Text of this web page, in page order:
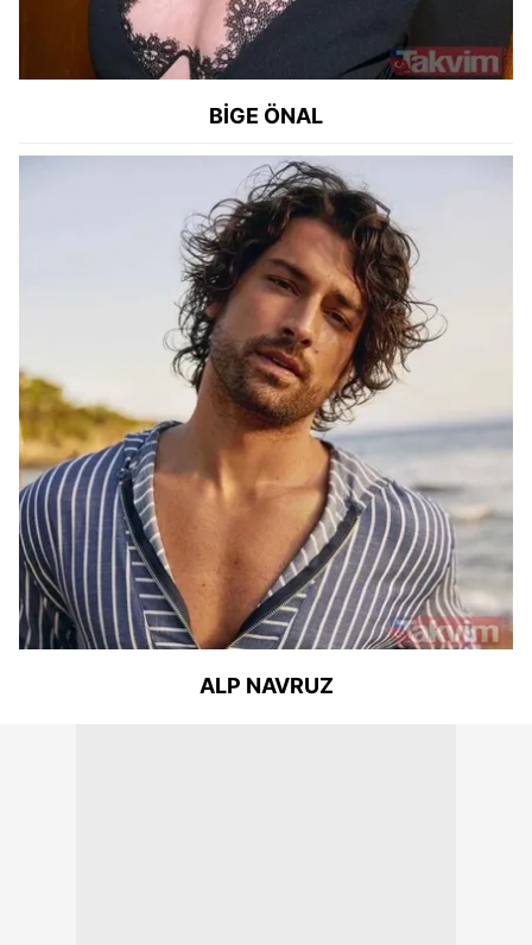
almak için lütfen
tıklayınız.
BİGE ÖNAL
ALP NAVRUZ